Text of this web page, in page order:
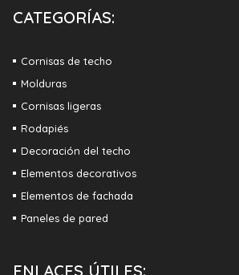
CATEGORÍAS:
Cornisas de techo
Molduras
Cornisas ligeras
Rodapiés
Decoración del techo
Elementos decorativos
Elementos de fachada
Paneles de pared
ENLACES ÚTILES: